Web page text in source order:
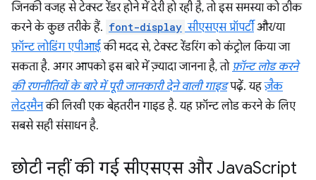
जिनकी वजह से टेक्स्ट रेंडर होने में देरी हो रही है, तो इस समस्या को ठीक
करने के कुछ तरीके हैं. font-display सीएसएस प्रॉपर्टीऔर/या
फ़ॉन्ट लोडिंग एपीआईकी मदद से, टेक्स्ट रेंडरिंग को कंट्रोल किया जा
सकता है. अगर आपको इस बारे में ज़्यादा जानना है, तो फ़ॉन्ट लोड करने
की रणनीतियों के बारे में पूरी जानकारी देने वाली गाइडपढ़ें. यहज़ैक
लेदरमैनकी लिखी एक बेहतरीन गाइड है. यह फ़ॉन्ट लोड करने के लिए
सबसे सही संसाधन है.
छोटी नहीं की गई सीएसएस और JavaScript